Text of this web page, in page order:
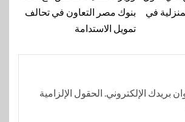
بنوك مصر التعاون في تحالف
تمويل الاستدامة
في
بريدك الإلكتروني. الحقول الإلزامية